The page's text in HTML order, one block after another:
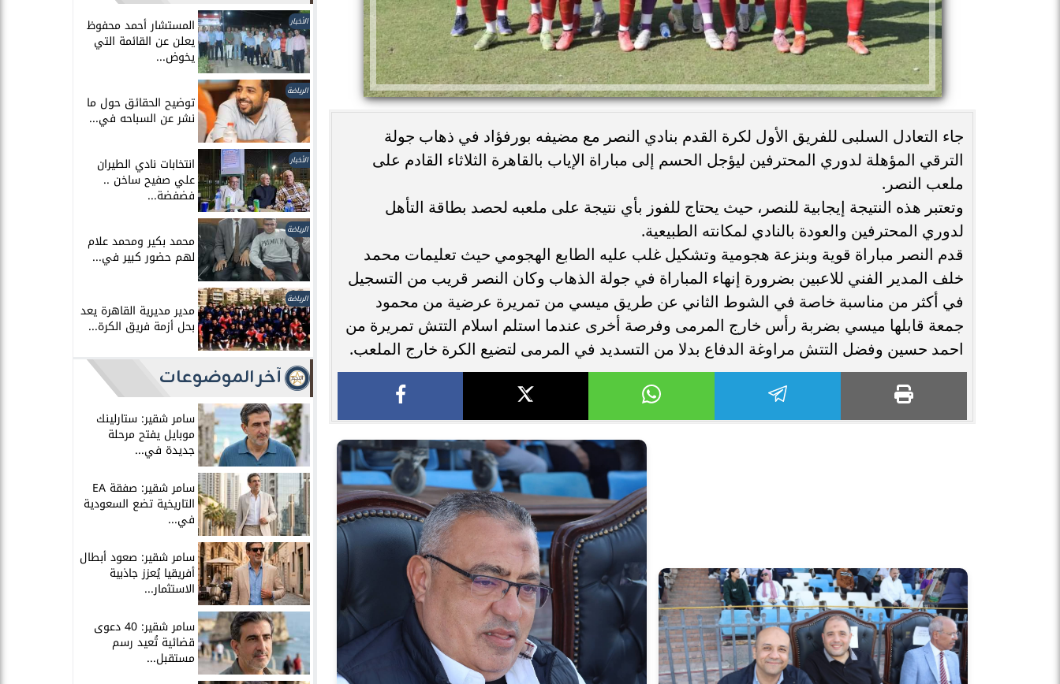
جاء التعادل السلبى للفريق الأول لكرة القدم بنادي النصر مع مضيفه بورفؤاد في ذهاب جولة
الترقي المؤهلة لدوري المحترفين ليؤجل الحسم إلى مباراة الإياب بالقاهرة الثلاثاء القادم على
ملعب النصر.
وتعتبر هذه النتيجة إيجابية للنصر، حيث يحتاج للفوز بأي نتيجة على ملعبه لحصد بطاقة التأهل
لدوري المحترفين والعودة بالنادي لمكانته الطبيعية.
قدم النصر مباراة قوية وبنزعة هجومية وتشكيل غلب عليه الطابع الهجومي حيث تعليمات محمد
خلف المدير الفني للاعبين بضرورة إنهاء المباراة في جولة الذهاب وكان النصر قريب من التسجيل
في أكثر من مناسبة خاصة في الشوط الثاني عن طريق ميسي من تمريرة عرضية من محمود
جمعة قابلها ميسي بضربة رأس خارج المرمى وفرصة أخرى عندما استلم اسلام التتش تمريرة من
احمد حسين وفضل التتش مراوغة الدفاع بدلا من التسديد في المرمى لتضيع الكرة خارج الملعب.
الأخبار المستشار أحمد محفوظ
يعلن عن القائمة التي
يخوض...
الرياضة
توضيح الحقائق حول ما
نشر عن السباحه في...
الأخبار انتخابات نادي الطيران
علي صفيح ساخن ..
فضفضة...
الرياضة
محمد بكير ومحمد علام
لهم حضور كبير في...
الرياضة
مدير مديرية القاهرة يعد
بحل أزمة فريق الكرة...
آخر الموضوعات
سامر شقير: ستارلينك
موبايل يفتح مرحلة
جديدة في...
سامر شقير: صفقة EA
التاريخية تضع السعودية
في...
سامر شقير: صعود أبطال
أفريقيا يُعزز جاذبية
الاستثمار...
سامر شقير: 40 دعوى
قضائية تُعيد رسم
مستقبل...